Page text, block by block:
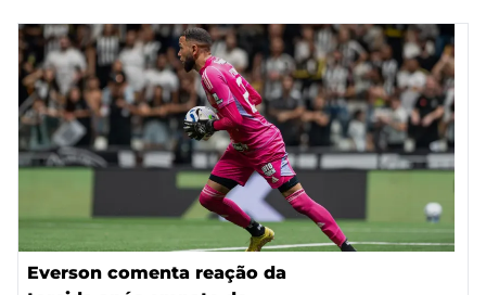
Everson comenta reação da